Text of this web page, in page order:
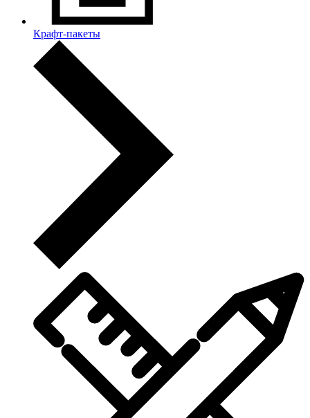
Крафт-пакеты